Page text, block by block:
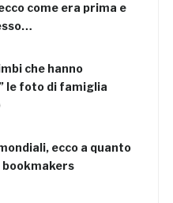
come era prima e
che hanno
le foto di famiglia
ecco a quanto
bookmakers